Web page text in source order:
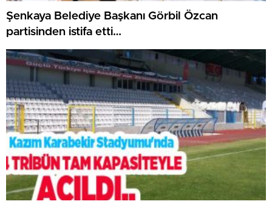
Şenkaya Belediye Başkanı Görbil Özcan
partisinden istifa etti…